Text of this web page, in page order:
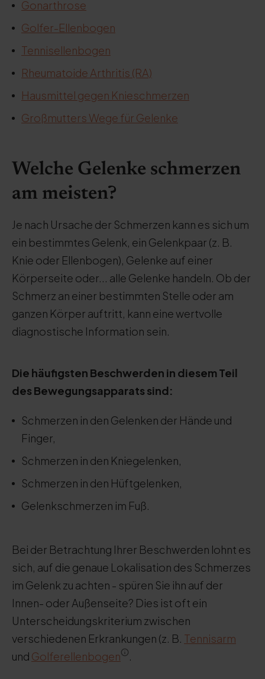
Gonarthrose
Golfer-Ellenbogen
Tennisellenbogen
Rheumatoide Arthritis (RA)
Hausmittel gegen Knieschmerzen
Großmutters Wege für Gelenke
Welche Gelenke schmerzen
am meisten?
Je nach Ursache der Schmerzen kann es sich um
ein bestimmtes Gelenk, ein Gelenkpaar (z. B.
Knie oder Ellenbogen), Gelenke auf einer
Körperseite oder... alle Gelenke handeln. Ob der
Schmerz an einer bestimmten Stelle oder am
ganzen Körper auftritt, kann eine wertvolle
diagnostische Information sein.
Die häufigsten Beschwerden in diesem Teil
des Bewegungsapparats sind:
Schmerzen in den Gelenken der Hände und
Finger,
Schmerzen in den Kniegelenken,
Schmerzen in den Hüftgelenken,
Gelenkschmerzen im Fuß.
Bei der Betrachtung Ihrer Beschwerden lohnt es
sich, auf die genaue Lokalisation des Schmerzes
im Gelenk zu achten - spüren Sie ihn auf der
Innen- oder Außenseite? Dies ist oft ein
Unterscheidungskriterium zwischen
verschiedenen Erkrankungen (z. B. Tennisarm
und Golferellenbogen .